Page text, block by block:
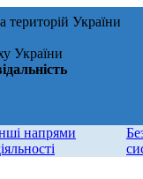
територій України
України
напрями